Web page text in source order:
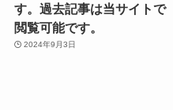
す。過去記事は当サイトで
閲覧可能です。
2024年9月3日